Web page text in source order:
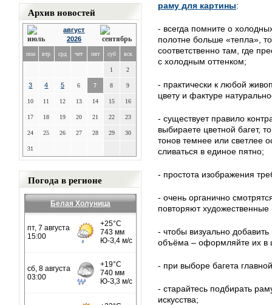
Архив новостей
август
2026
пон втр срд чет пят суб вск
1 2
3 4 5 6 7 8 9
10 11 12 13 14 15 16
17 18 19 20 21 22 23
24 25 26 27 28 29 30
31
Погода в регионе
Белая Холуница
раму для картины:
- всегда помните о
полотне больше «тепла»,
соответственно там, где
с холодным оттенком;
- практически к любой
цвету и фактуре
- существует правило
выбираете цветной багет,
тонов темнее или светлее
сливаться в единое пятно;
- простота изображения
- очень органично
повторяют
- чтобы визуально
объёма – оформляйте их в
- при выборе багета
- старайтесь подбирать
искусства;